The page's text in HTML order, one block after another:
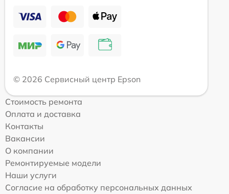
© 2026 Сервисный центр Epson
Стоимость ремонта
Оплата и доставка
Контакты
Вакансии
О компании
Ремонтируемые модели
Наши услуги
Согласие на обработку персональных данных